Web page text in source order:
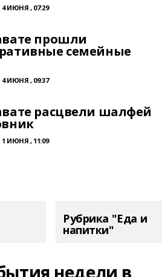
4 ИЮНЯ , 07:29
прошли
семейные
4 ИЮНЯ , 09:37
расцвели шалфей
1 ИЮНЯ , 11:09
Рубрика "Еда и
напитки"
недели в